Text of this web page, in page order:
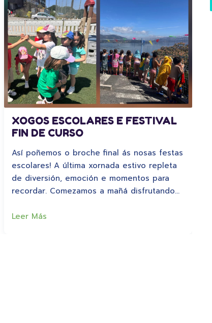
XOGOS ESCOLARES E FESTIVAL
FIN DE CURSO
Así poñemos o broche final ás nosas festas
escolares! A última xornada estivo repleta
de diversión, emoción e momentos para
recordar. Comezamos a mañá disfrutando…
Leer Más